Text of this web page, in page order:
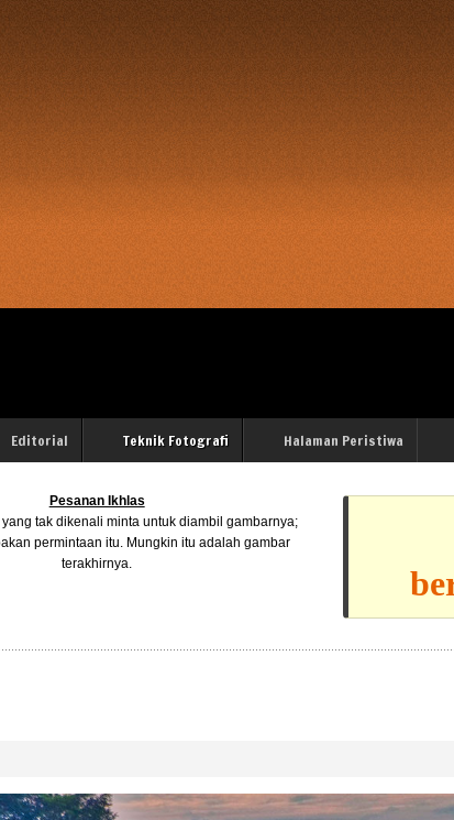
Editorial Teknik Fotografi Halaman Peristiwa
Pesanan Ikhlas
tak dikenali minta untuk diambil gambarnya;
permintaan itu. Mungkin itu adalah gambar
terakhirnya.